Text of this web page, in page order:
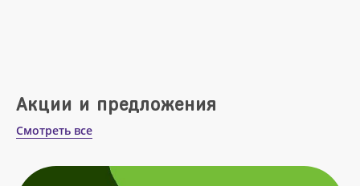
Акции и предложения
Смотреть все